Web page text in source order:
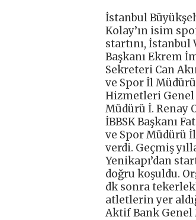
İstanbul
Kolay’ın isim
startını, İstanbul
Başkanı Ekrem
Sekreteri Can
ve Spor İl
Hizmetleri Genel
Müdürü İ. Renay
İBBSK Başkanı
ve Spor Müdürü
verdi. Geçmiş
Yenikapı’dan
doğru koşuldu.
dk sonra
atletlerin yer
Aktif Bank Genel